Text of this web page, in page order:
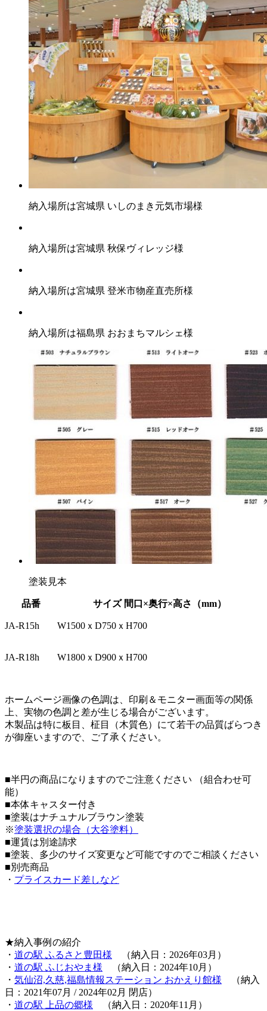
納入場所は宮城県 いしのまき元気市場様
納入場所は宮城県 秋保ヴィレッジ様
納入場所は宮城県 登米市物産直売所様
納入場所は福島県 おおまちマルシェ様
塗装見本
品番 サイズ 間口×奥行×高さ（mm）
JA-R15h W1500ｘD750ｘH700
JA-R18h W1800ｘD900ｘH700
ホームページ画像の色調は、印刷＆モニター画面等の関係
上、実物の色調と差が生じる場合がございます。
木製品は特に板目、柾目（木質色）にて若干の品質ばらつき
が御座いますので、ご了承ください。
■半円の商品になりますのでご注意ください （組合わせ可
能）
■本体キャスター付き
■塗装はナチュナルブラウン塗装
※塗装選択の場合（大谷塗料）
■運賃は別途請求
■塗装、多少のサイズ変更など可能ですのでご相談ください
■別売商品
・ プライスカード差しなど
★納入事例の紹介
・ 道の駅 ふるさと豊田様 （納入日：2026年03月）
・ 道の駅 ふじおやま様 （納入日：2024年10月）
・ 気仙沼,久慈,福島情報ステーション おかえり館様 （納入
日：2021年07月 / 2024年02月 閉店）
・ 道の駅 上品の郷様 （納入日：2020年11月）